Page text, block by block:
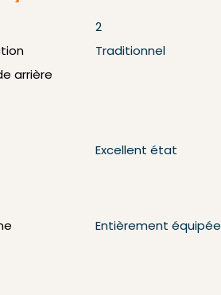
2
Traditionnel
arrière
Excellent état
Entièrement équipée